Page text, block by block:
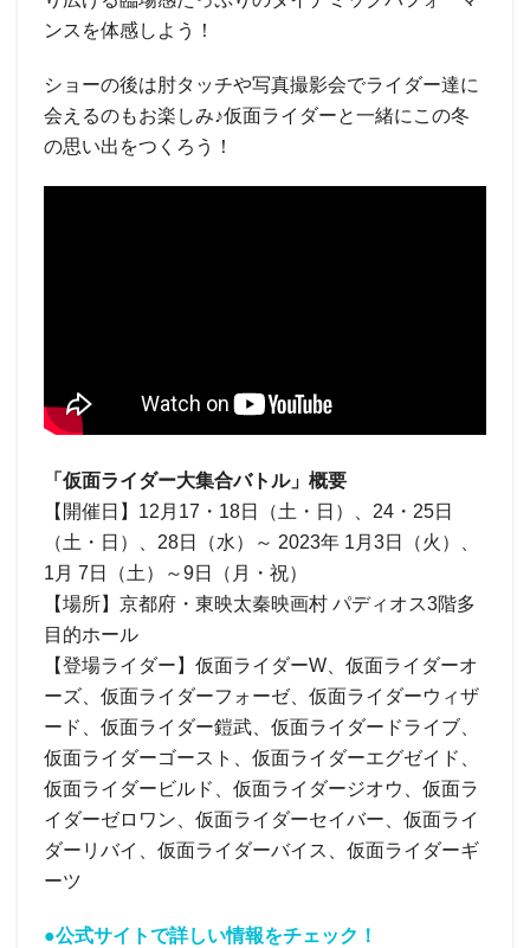
ンスを体感しよう！
ショーの後は肘タッチや写真撮影会でライダー達に
会えるのもお楽しみ♪仮面ライダーと一緒にこの冬
の思い出をつくろう！
「仮面ライダー大集合バトル」概要
【開催日】12月17・18日（土・日）、24・25日
（土・日）、28日（水）～ 2023年 1月3日（火）、
1月 7日（土）～9日（月・祝）
【場所】京都府・東映太秦映画村 パディオス3階多
目的ホール
【登場ライダー】仮面ライダーW、仮面ライダーオ
ーズ、仮面ライダーフォーゼ、仮面ライダーウィザ
ード、仮面ライダー鎧武、仮面ライダードライブ、
仮面ライダーゴースト、仮面ライダーエグゼイド、
仮面ライダービルド、仮面ライダージオウ、仮面ラ
イダーゼロワン、仮面ライダーセイバー、仮面ライ
ダーリバイ、仮面ライダーバイス、仮面ライダーギ
ーツ
●公式サイトで詳しい情報をチェック！